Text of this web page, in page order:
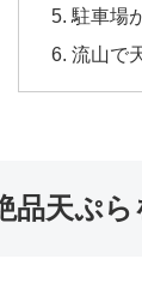
駐車場
流山で
品天ぷ